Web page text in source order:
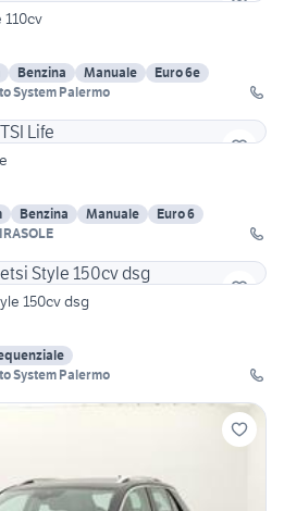
110cv
Benzina Manuale
Euro 6e
System Palermo
Benzina Manuale
Euro 6
150cv dsg
System Palermo